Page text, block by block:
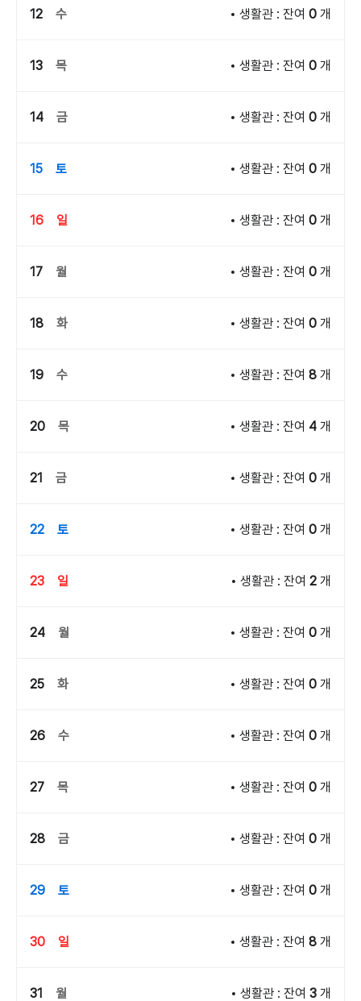
12 수 생활관 : 잔여 0 개
13 목 생활관 : 잔여 0 개
14 금 생활관 : 잔여 0 개
15 토 생활관 : 잔여 0 개
16 일 생활관 : 잔여 0 개
17 월 생활관 : 잔여 0 개
18 화 생활관 : 잔여 0 개
19 수 생활관 : 잔여 8 개
20 목 생활관 : 잔여 4 개
21 금 생활관 : 잔여 0 개
22 토 생활관 : 잔여 0 개
23 일 생활관 : 잔여 2 개
24 월 생활관 : 잔여 0 개
25 화 생활관 : 잔여 0 개
26 수 생활관 : 잔여 0 개
27 목 생활관 : 잔여 0 개
28 금 생활관 : 잔여 0 개
29 토 생활관 : 잔여 0 개
30 일 생활관 : 잔여 8 개
31 월 생활관 : 잔여 3 개